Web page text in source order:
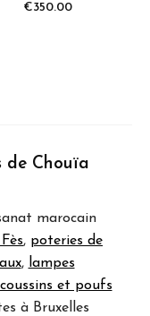
€350.00
de Chouïa
marocain
, poteries de
, lampes
coussins et poufs
à Bruxelles